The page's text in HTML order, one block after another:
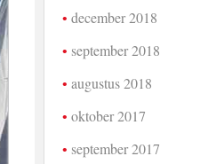
december 2018
september 2018
augustus 2018
oktober 2017
september 2017